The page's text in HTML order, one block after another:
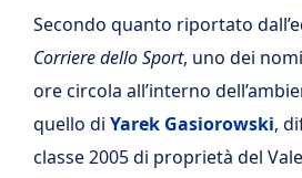
Secondo quanto riportato
Corriere dello Sport, uno dei
ore circola all’interno
quello di Yarek Gasiorowski,
classe 2005 di proprietà del